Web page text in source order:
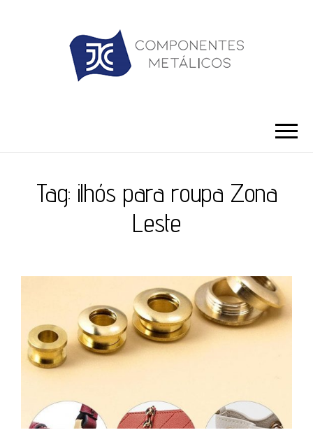
Tag: ilhós para roupa Zona
Leste